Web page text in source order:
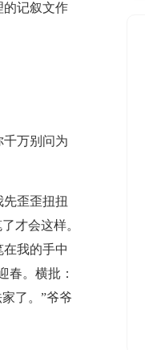
的记叙文作
万别问为
歪歪扭扭
才会这样。
我的手中
春。横批：
了。”爷爷